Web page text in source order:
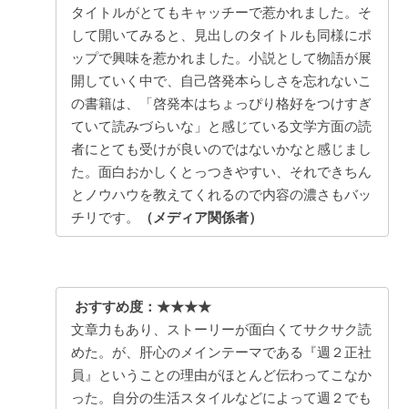
タイトルがとてもキャッチーで惹かれました。そ
して開いてみると、見出しのタイトルも同様にポ
ップで興味を惹かれました。小説として物語が展
開していく中で、自己啓発本らしさを忘れないこ
の書籍は、「啓発本はちょっぴり格好をつけすぎ
ていて読みづらいな」と感じている文学方面の読
者にとても受けが良いのではないかなと感じまし
た。面白おかしくとっつきやすい、それできちん
とノウハウを教えてくれるので内容の濃さもバッ
チリです。
（メディア関係者）
おすすめ度：★★★★
文章力もあり、ストーリーが面白くてサクサク読
めた。が、肝心のメインテーマである『週２正社
員』ということの理由がほとんど伝わってこなか
った。自分の生活スタイルなどによって週２でも